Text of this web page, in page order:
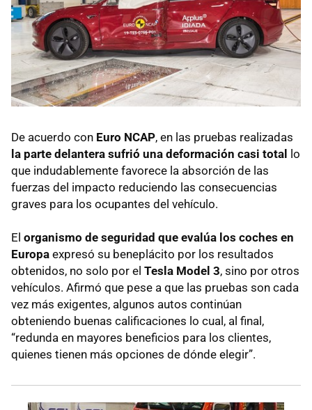
De acuerdo con Euro NCAP, en las pruebas realizadas
la parte delantera sufrió una deformación casi total
lo
que indudablemente favorece la absorción de las
fuerzas del impacto reduciendo las consecuencias
graves para los ocupantes del vehículo.
El organismo de seguridad que evalúa los coches en
Europa expresó su beneplácito por los resultados
obtenidos, no solo por el Tesla Model 3, sino por otros
vehículos. Afirmó que pese a que las pruebas son cada
vez más exigentes, algunos autos continúan
obteniendo buenas calificaciones lo cual, al final,
“redunda en mayores beneficios para los clientes,
quienes tienen más opciones de dónde elegir”.